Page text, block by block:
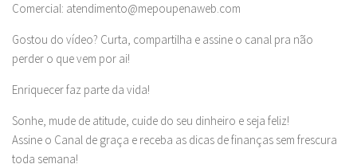
Comercial: atendimento@mepoupenaweb.com
Gostou do vídeo? Curta, compartilha e assine o canal pra não
perder o que vem por ai!
Enriquecer faz parte da vida!
Sonhe, mude de atitude, cuide do seu dinheiro e seja feliz!
Assine o Canal de graça e receba as dicas de finanças sem frescura
toda semana!